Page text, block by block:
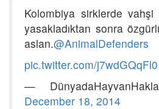
Kolombiya sirklerde vahşi
yasakladıktan sonra
aslan.@AnimalDefenders
pic.twitter.com/j7wdGQqFl0
—
December 18, 2014